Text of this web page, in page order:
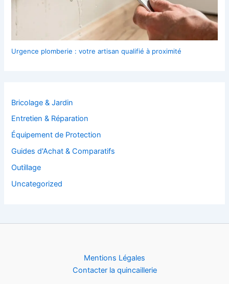
Urgence plomberie : votre artisan qualifié à proximité
Bricolage & Jardin
Entretien & Réparation
Équipement de Protection
Guides d'Achat & Comparatifs
Outillage
Uncategorized
Mentions Légales
Contacter la quincaillerie